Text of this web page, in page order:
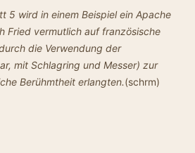
5 wird in einem Beispiel ein Apache
Fried vermutlich auf französische
die Verwendung der
mit Schlagring und Messer) zur
Berühmtheit erlangten.(schrm)